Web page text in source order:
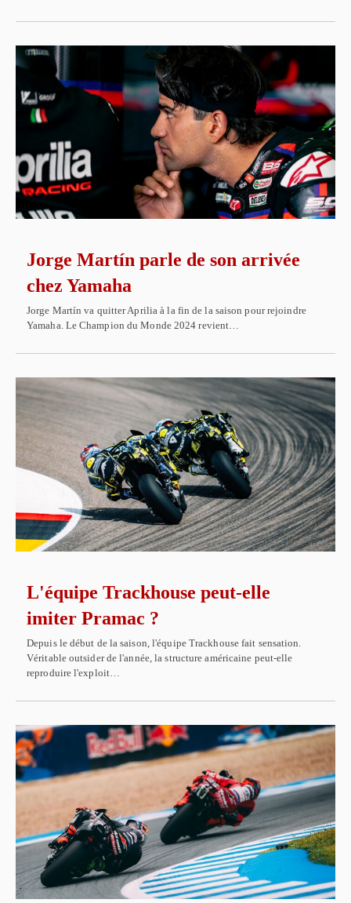
Jorge Martín parle de son arrivée
chez Yamaha
Jorge Martín va quitter Aprilia à la fin de la saison pour rejoindre
Yamaha. Le Champion du Monde 2024 revient…
L'équipe Trackhouse peut-elle
imiter Pramac ?
Depuis le début de la saison, l'équipe Trackhouse fait sensation.
Véritable outsider de l'année, la structure américaine peut-elle
reproduire l'exploit…